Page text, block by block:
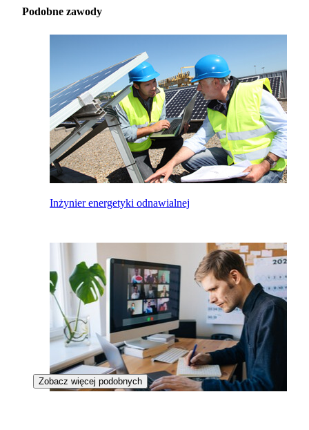
Podobne zawody
Inżynier energetyki odnawialnej
Zobacz więcej podobnych